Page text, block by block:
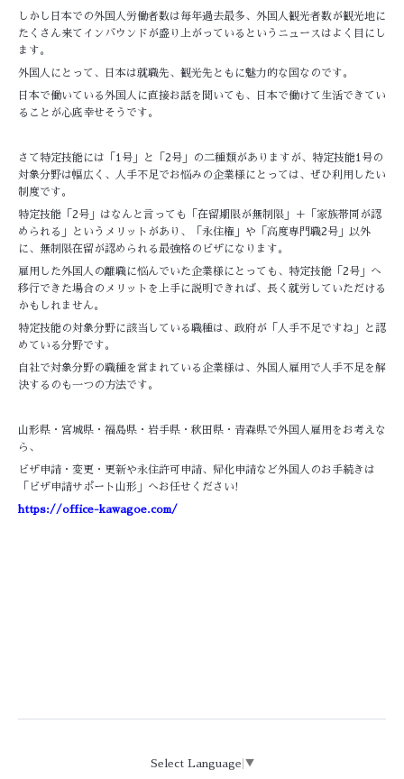
しかし日本での外国人労働者数は毎年過去最多、外国人観光者数が観光地に
たくさん来てインバウンドが盛り上がっているというニュースはよく目にし
ます。
外国人にとって、日本は就職先、観光先ともに魅力的な国なのです。
日本で働いている外国人に直接お話を聞いても、日本で働けて生活できてい
ることが心底幸せそうです。
さて特定技能には「1号」と「2号」の二種類がありますが、特定技能1号の
対象分野は幅広く、人手不足でお悩みの企業様にとっては、ぜひ利用したい
制度です。
特定技能「2号」はなんと言っても「在留期限が無制限」＋「家族帯同が認
められる」というメリットがあり、「永住権」や「高度専門職2号」以外
に、無制限在留が認められる最強格のビザになります。
雇用した外国人の離職に悩んでいた企業様にとっても、特定技能「2号」へ
移行できた場合のメリットを上手に説明できれば、長く就労していただける
かもしれません。
特定技能の対象分野に該当している職種は、政府が「人手不足ですね」と認
めている分野です。
自社で対象分野の職種を営まれている企業様は、外国人雇用で人手不足を解
決するのも一つの方法です。
山形県・宮城県・福島県・岩手県・秋田県・青森県で外国人雇用をお考えな
ら、
ビザ申請・変更・更新や永住許可申請、帰化申請など外国人のお手続きは
「ビザ申請サポート山形」へお任せください!
https://office-kawagoe.com/
Select Language ▼